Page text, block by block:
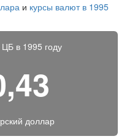
и курсы валют в 1995
в 1995 году
доллар